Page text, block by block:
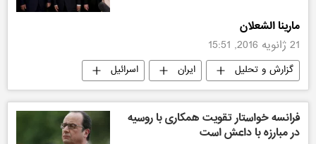
مارینا الشعلان
21 ژانویه 2016, 15:51
گزارش و تحلیل ایران
اسرائیل
عماد آبشناس
جهان
فرانسه خواستار تقویت همکاری با روسیه
در مبارزه با داعش است